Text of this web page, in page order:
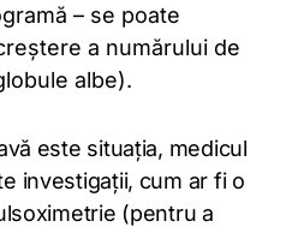
– se poate
a numărului de
albe).
este situația, medicul
investigații, cum ar fi o
(pentru a